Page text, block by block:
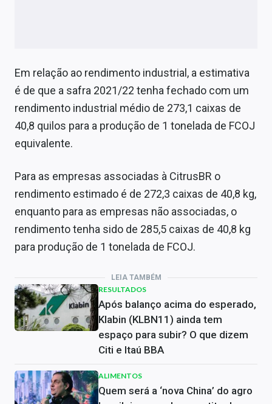
Em relação ao rendimento industrial, a estimativa
é de que a safra 2021/22 tenha fechado com um
rendimento industrial médio de 273,1 caixas de
40,8 quilos para a produção de 1 tonelada de FCOJ
equivalente.
Para as empresas associadas à CitrusBR o
rendimento estimado é de 272,3 caixas de 40,8 kg,
enquanto para as empresas não associadas, o
rendimento tenha sido de 285,5 caixas de 40,8 kg
para produção de 1 tonelada de FCOJ.
LEIA TAMBÉM
RESULTADOS
Após balanço acima do esperado,
Klabin (KLBN11) ainda tem
espaço para subir? O que dizem
Citi e Itaú BBA
ALIMENTOS
Quem será a ‘nova China’ do agro